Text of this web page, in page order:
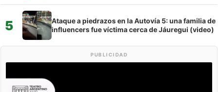
5
Ataque a piedrazos en la Autovía 5: una familia de
influencers fue víctima cerca de Jáuregui (video)
PUBLICIDAD